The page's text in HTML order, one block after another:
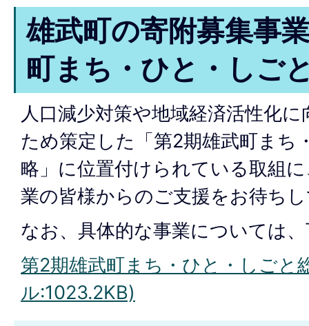
雄武町の寄附募集事
町まち・ひと・しご
人口減少対策や地域経済活性化
ため策定した「第2期雄武町まち
略」に位置付けられている取組
業の皆様からのご支援をお待ち
なお、具体的な事業については
第2期雄武町まち・ひと・しごと
ル:1023.2KB)